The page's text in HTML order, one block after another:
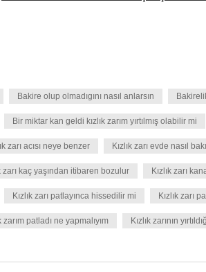
Bakire olup olmadıgını nasıl anlarsın
Bir miktar kan geldi kızlık zarım yırtılmış olabilir mi
zarı acısı neye benzer Kızlık zarı evde nasıl
zarı kaç yaşından itibaren bozulur Kızlık zarı
Kızlık zarı patlayınca hissedilir mi Kızlık zarı
zarım patladı ne yapmalıyım Kızlık zarının